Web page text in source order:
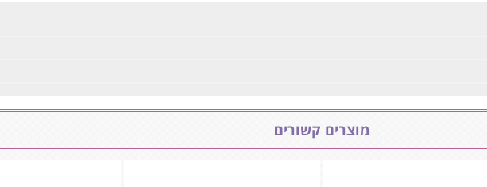
מוצרים קשורים